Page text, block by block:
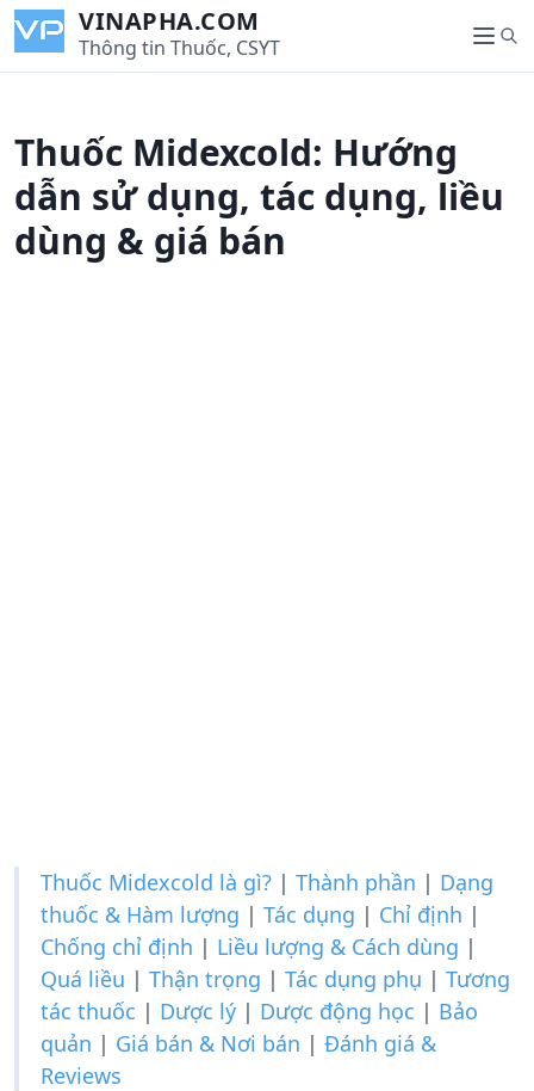
i
VINAPHA.COM
Thông tin Thuốc, CSYT
M
e
S
e
Thuốc Midexcold: Hướng
dẫn sử dụng, tác dụng, liều
dùng & giá bán
Thuốc Midexcold là gì? | Thành phần | Dạng
thuốc & Hàm lượng | Tác dụng | Chỉ định |
Chống chỉ định | Liều lượng & Cách dùng |
Quá liều | Thận trọng | Tác dụng phụ | Tương
tác thuốc | Dược lý | Dược động học | Bảo
quản | Giá bán & Nơi bán | Đánh giá &
Reviews